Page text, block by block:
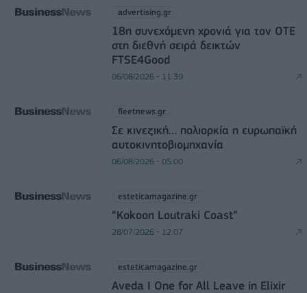
advertising.gr
18η συνεχόμενη χρονιά για τον ΟΤΕ
στη διεθνή σειρά δεικτών
FTSE4Good
06/08/2026 - 11:39
fleetnews.gr
Σε κινεζική… πολιορκία η ευρωπαϊκή
αυτοκινητοβιομηχανία
06/08/2026 - 05:00
esteticamagazine.gr
“Kokoon Loutraki Coast”
28/07/2026 - 12:07
esteticamagazine.gr
Aveda I One for All Leave in Elixir